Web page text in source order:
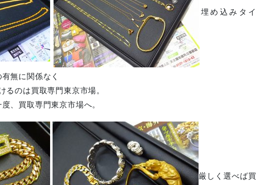
埋め込みタイ
無に関係なく
るのは買取専門東京市場。
、買取専門東京市場へ。
厳しく選べば買